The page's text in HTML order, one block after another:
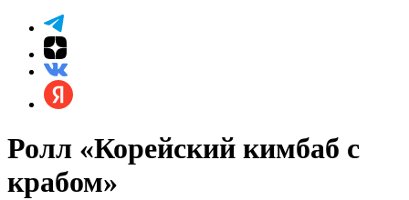
Ролл «Корейский кимбаб с
крабом»